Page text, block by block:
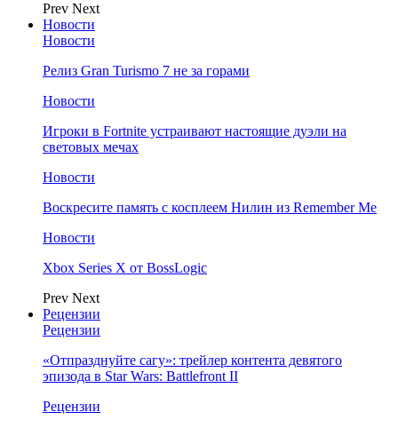
Prev Next
Новости
Новости
Релиз Gran Turismo 7 не за горами
Новости
Игроки в Fortnite устраивают настоящие дуэли на
световых мечах
Новости
Воскресите память с косплеем Нилин из Remember Me
Новости
Xbox Series X от BossLogic
Prev Next
Рецензии
Рецензии
«Отпразднуйте сагу»: трейлер контента девятого
эпизода в Star Wars: Battlefront II
Рецензии